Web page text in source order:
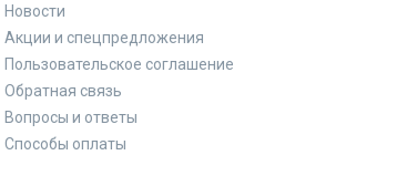
Новости
Акции и спецпредложения
Пользовательское соглашение
Обратная связь
Вопросы и ответы
Способы оплаты